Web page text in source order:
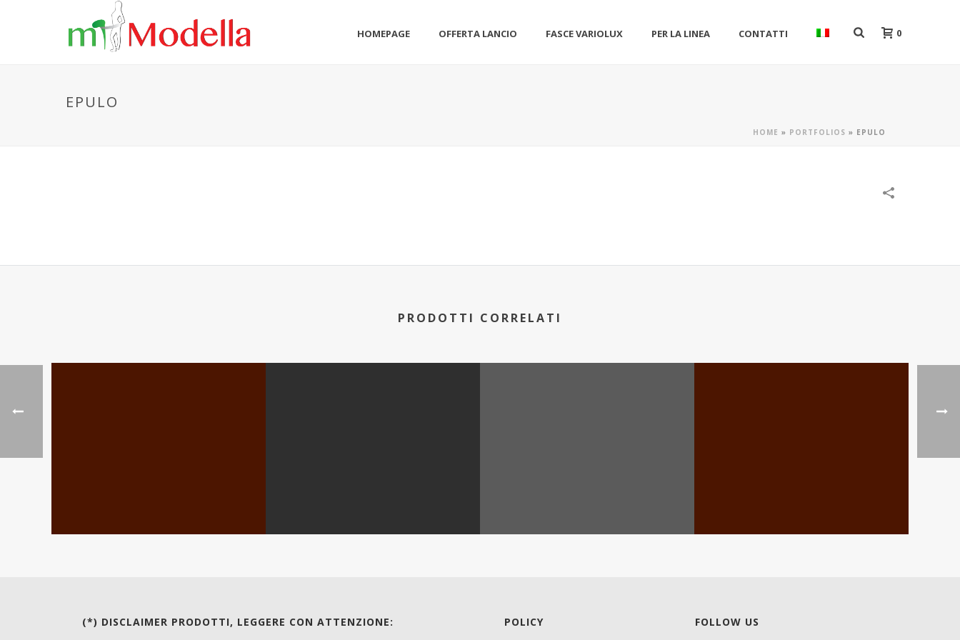
HOMEPAGE OFFERTA LANCIO FASCE VARIOLUX PER LA LINEA CONTATTI 0
EPULO
HOME » PORTFOLIOS » EPULO
PRODOTTI CORRELATI
(*) DISCLAIMER PRODOTTI, LEGGERE CON ATTENZIONE: POLICY FOLLOW US